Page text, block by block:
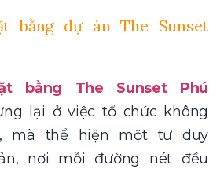
bằng dự án The Sunset
bằng The Sunset Phú
lại ở việc tổ chức không
mà thể hiện một tư duy
nơi mỗi đường nét đều